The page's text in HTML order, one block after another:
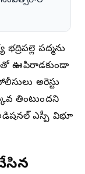
పద్మను
ఊపిరాడకుండా
అరెస్టు
తింటుందని
ఎస్పీ విభూ